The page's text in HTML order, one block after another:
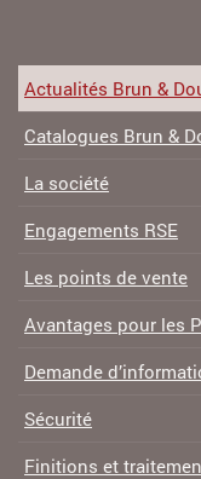
Actualités Brun &
Catalogues Brun &
La société
Engagements RSE
Les points de vente
Avantages pour les
Demande
Sécurité
Finitions et